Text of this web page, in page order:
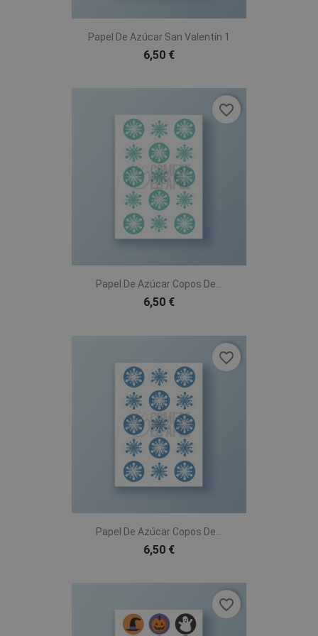
Papel De Azúcar San Valentín 1
6,50 €
Papel De Azúcar Copos De...
6,50 €
favorite_border
Papel De Azúcar Copos De...
6,50 €
favorite_border
favorite_border